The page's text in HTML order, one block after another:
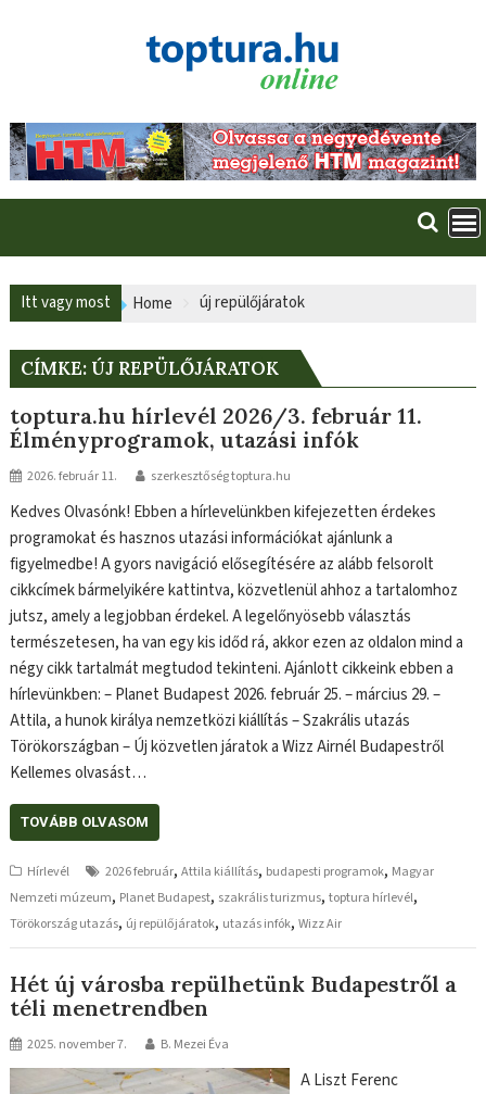
Itt vagy most Home új repülőjáratok
CÍMKE: ÚJ REPÜLŐJÁRATOK
toptura.hu hírlevél 2026/3. február 11.
Élményprogramok, utazási infók
2026. február 11. szerkesztőség toptura.hu
Kedves Olvasónk! Ebben a hírlevelünkben kifejezetten érdekes
programokat és hasznos utazási információkat ajánlunk a
figyelmedbe! A gyors navigáció elősegítésére az alább felsorolt
cikkcímek bármelyikére kattintva, közvetlenül ahhoz a tartalomhoz
jutsz, amely a legjobban érdekel. A legelőnyösebb választás
természetesen, ha van egy kis időd rá, akkor ezen az oldalon mind a
négy cikk tartalmát megtudod tekinteni. Ajánlott cikkeink ebben a
hírlevünkben: – Planet Budapest 2026. február 25. – március 29. –
Attila, a hunok királya nemzetközi kiállítás – Szakrális utazás
Törökországban – Új közvetlen járatok a Wizz Airnél Budapestről
Kellemes olvasást…
TOVÁBB OLVASOM
Hírlevél 2026 február,Attila kiállítás, budapesti programok, Magyar
Nemzeti múzeum, Planet Budapest, szakrális turizmus,toptura hírlevél,
Törökország utazás, új repülőjáratok, utazás infók,Wizz Air
Hét új városba repülhetünk Budapestről a
téli menetrendben
2025. november 7. B. Mezei Éva
A Liszt Ferenc